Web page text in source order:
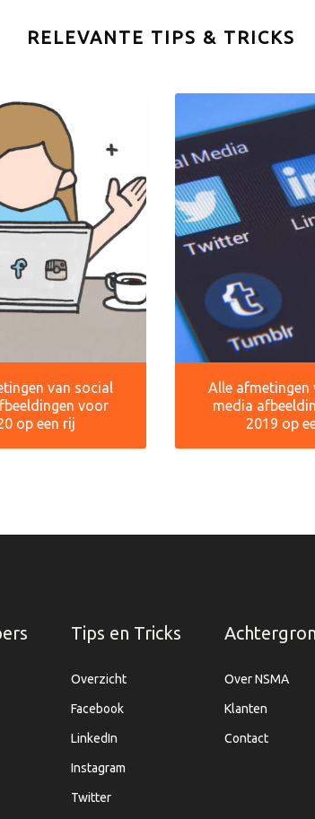
RELEVANTE TIPS & TRICKS
van social
voor
op een rij
Alle afmetingen
media
2019 op
Tips en Tricks
Overzicht
Facebook
LinkedIn
Instagram
Twitter
Over NSMA
Klanten
Contact